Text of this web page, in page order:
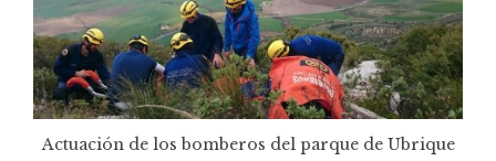
Actuación de los bomberos del parque de Ubrique